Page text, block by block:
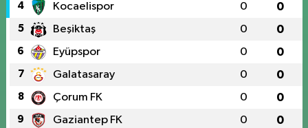
4 Kocaelispor 0 0
5 Beşiktaş 0 0
6 Eyüpspor 0 0
7 Galatasaray 0 0
8 Çorum FK 0 0
9 Gaziantep FK 0 0